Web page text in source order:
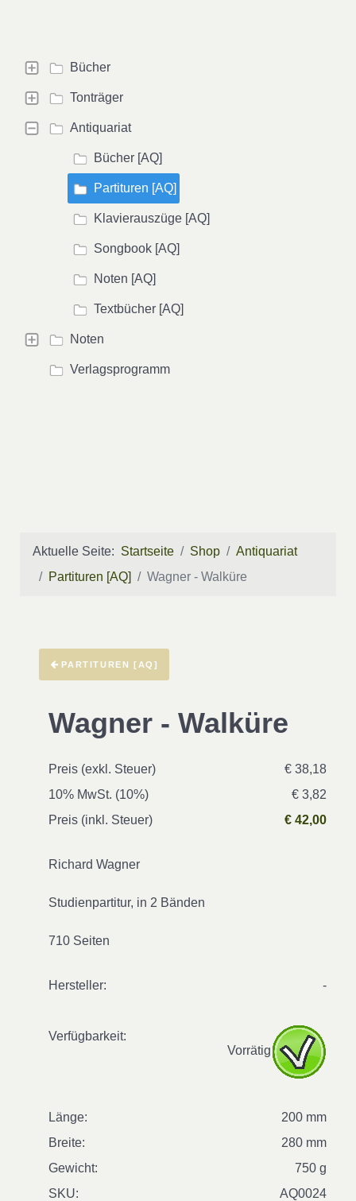
Bücher
Tonträger
Antiquariat
Bücher [AQ]
Partituren [AQ]
Klavierauszüge [AQ]
Songbook [AQ]
Noten [AQ]
Textbücher [AQ]
Noten
Verlagsprogramm
Aktuelle Seite: Startseite Shop
Antiquariat
Partituren [AQ]
Wagner - Walküre
PARTITUREN [AQ]
Wagner - Walküre
Preis (exkl. Steuer)
€ 38,18
10% MwSt. (10%)
€ 3,82
Preis (inkl. Steuer)
€ 42,00
Richard Wagner
Studienpartitur, in 2 Bänden
710 Seiten
Hersteller: -
Verfügbarkeit:
Vorrätig
Länge:
200 mm
Breite:
280 mm
Gewicht:
750 g
SKU:
AQ0024